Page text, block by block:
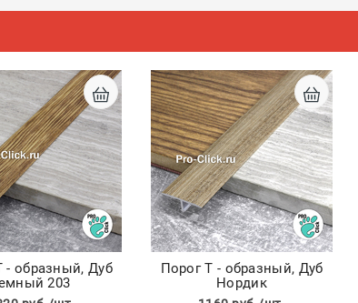
- образный, Дуб
203
Порог Т - образный, Дуб
Нордик